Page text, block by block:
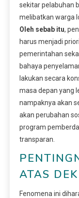
sekitar pelabuhan
melibatkan warga
Oleh sebab itu,
harus menjadi
pemerintahan
bahaya
lakukan secara
masa depan yang
nampaknya akan
akan perubahan
program
transparan.
ATAS
Fenomena ini